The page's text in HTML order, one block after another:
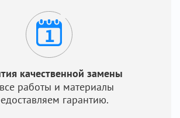
качественной замены
работы и материалы
гарантию.